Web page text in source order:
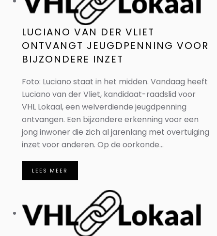
LUCIANO VAN DER VLIET
ONTVANGT JEUGDPENNING VOOR
BIJZONDERE INZET
Foto: Luciano staat in het midden. Vandaag heeft
Luciano van der Vliet, kandidaat-raadslid voor
VHL Lokaal, een welverdiende jeugdpenning
ontvangen. Een bijzondere erkenning voor een
jong inwoner die zich al jarenlang met overtuiging
inzet voor anderen. Op de oorkonde...
LEES MEER